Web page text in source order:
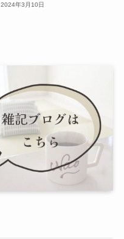
2024年3月10日